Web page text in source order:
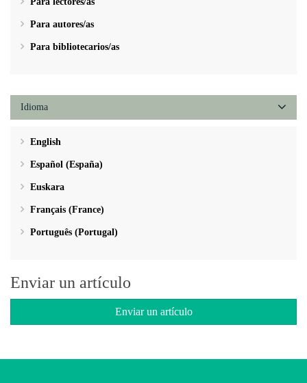
Para autores/as
Para bibliotecarios/as
Idioma
English
Español (España)
Euskara
Français (France)
Português (Portugal)
Enviar un artículo
Enviar un artículo